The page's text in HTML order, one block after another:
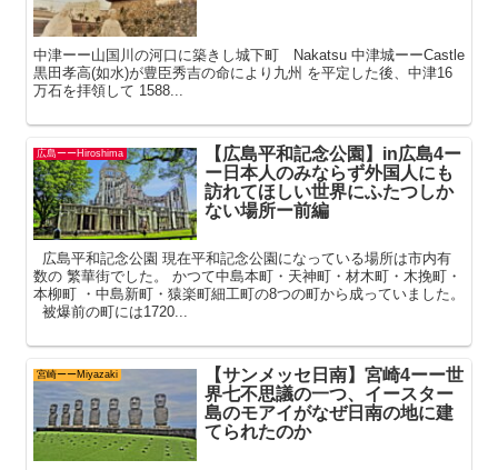
中津ーー山国川の河口に築きし城下町 Nakatsu 中津城ーーCastle
黒田孝高(如水)が豊臣秀吉の命により九州 を平定した後、中津16
万石を拝領して 1588...
広島ーーHiroshima
【広島平和記念公園】in広島4ー
ー日本人のみならず外国人にも
訪れてほしい世界にふたつしか
ない場所ー前編
広島平和記念公園 現在平和記念公園になっている場所は市内有
数の 繁華街でした。 かつて中島本町・天神町・材木町・木挽町・
本柳町 ・中島新町・猿楽町細工町の8つの町から成っていました。
被爆前の町には1720...
宮崎ーーMiyazaki
【サンメッセ日南】宮崎4ーー世
界七不思議の一つ、イースター
島のモアイがなぜ日南の地に建
てられたのか